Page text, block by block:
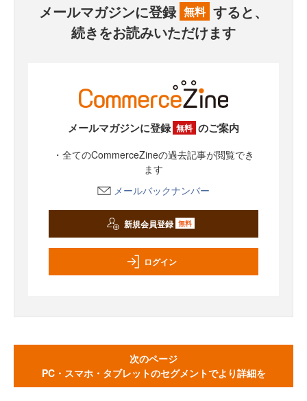
メールマガジンに登録 無料 すると、
続きをお読みいただけます
メールマガジンに登録 無料 のご案内
・全てのCommerceZineの過去記事が閲覧でき
ます
メールバックナンバー
新規会員登録 無料
ログイン
次のページ
PC・スマホ・タブレットのセグメントでより詳細を